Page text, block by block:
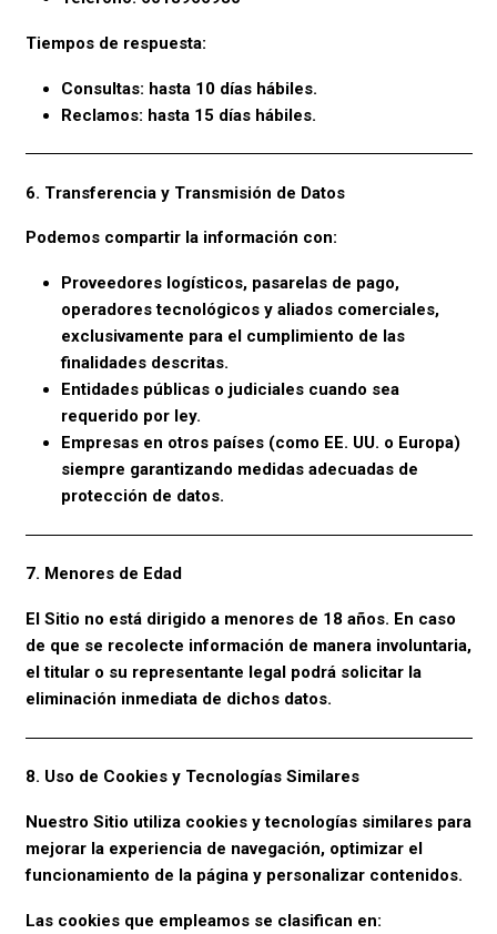
Tiempos de respuesta:
Consultas: hasta 10 días hábiles.
Reclamos: hasta 15 días hábiles.
6. Transferencia y Transmisión de Datos
Podemos compartir la información con:
Proveedores logísticos, pasarelas de pago,
operadores tecnológicos y aliados comerciales,
exclusivamente para el cumplimiento de las
finalidades descritas.
Entidades públicas o judiciales cuando sea
requerido por ley.
Empresas en otros países (como EE. UU. o Europa)
siempre garantizando medidas adecuadas de
protección de datos.
7. Menores de Edad
El Sitio no está dirigido a menores de 18 años. En caso
de que se recolecte información de manera involuntaria,
el titular o su representante legal podrá solicitar la
eliminación inmediata de dichos datos.
8. Uso de Cookies y Tecnologías Similares
Nuestro Sitio utiliza cookies y tecnologías similares para
mejorar la experiencia de navegación, optimizar el
funcionamiento de la página y personalizar contenidos.
Las cookies que empleamos se clasifican en: